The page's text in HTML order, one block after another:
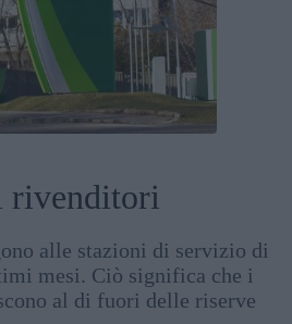
rivenditori
alle stazioni di servizio di
mesi. Ciò significa che i
al di fuori delle riserve